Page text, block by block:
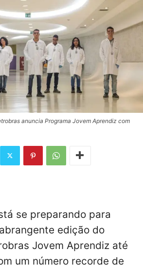
anuncia Programa Jovem Aprendiz com
se preparando para
edição do
Jovem Aprendiz até
um número recorde de